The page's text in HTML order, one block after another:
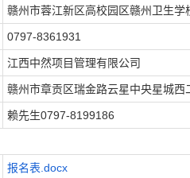
赣州市蓉江新区高校园区赣州卫生学
0797-8361931
江西中然项目管理有限公司
赣州市章贡区瑞金路云星中央星城
赖先生0797-8199186
报名表.docx